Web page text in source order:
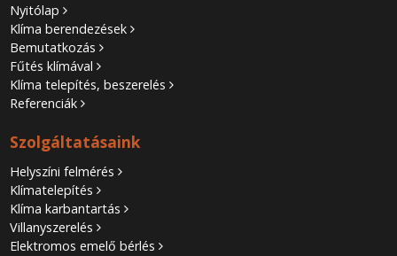
Nyitólap
Klíma berendezések
Bemutatkozás
Fűtés klímával
Klíma telepítés, beszerelés
Referenciák
Szolgáltatásaink
Helyszíni felmérés
Klímatelepítés
Klíma karbantartás
Villanyszerelés
Elektromos emelő bérlés